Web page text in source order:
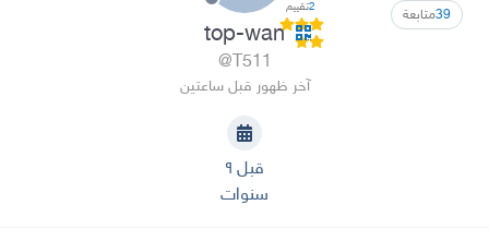
39متابعة 2تقييم
top-wan
@T511
آخر ظهور قبل ساعتين
قبل ٩
سنوات